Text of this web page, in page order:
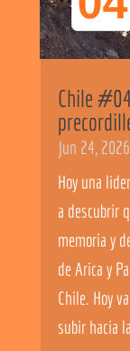
Chile
Jun 24, 2026
Hoy una
a descubrir
memoria y
de Arica y
Chile. Hoy
subir hacia